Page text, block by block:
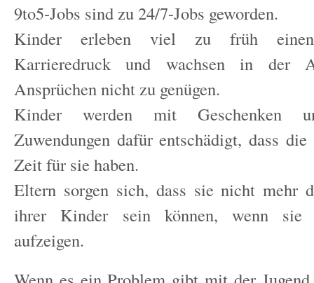
9to5-Jobs sind zu 24/7-Jobs geworden.
Kinder erleben viel zu früh einen
Karrieredruck und wachsen in der
Ansprüchen nicht zu genügen.
Kinder werden mit Geschenken
Zuwendungen dafür entschädigt, dass
Zeit für sie haben.
Eltern sorgen sich, dass sie nicht mehr
ihrer Kinder sein können, wenn sie
aufzeigen.